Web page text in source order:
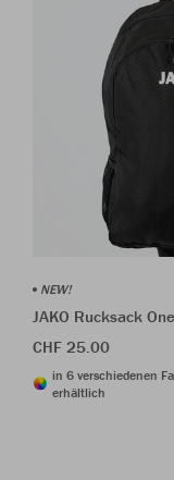
NEW!
JAKO Rucksack One
CHF 25.00
in 6 verschiedenen
erhältlich